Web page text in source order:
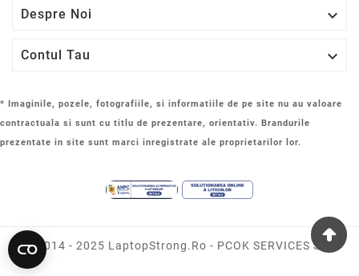
Despre Noi 
Contul Tau 
* Imaginile, pozele, fotografiile, si informatiile de pe site nu au valoare
contractuala si sunt cu titlu de prezentare, orientativ. Brandurile
prezentate in site sunt marci inregistrate ale proprietarilor lor.
© 2014 - 2025 LaptopStrong.ro - PCOK SERVICES SRL